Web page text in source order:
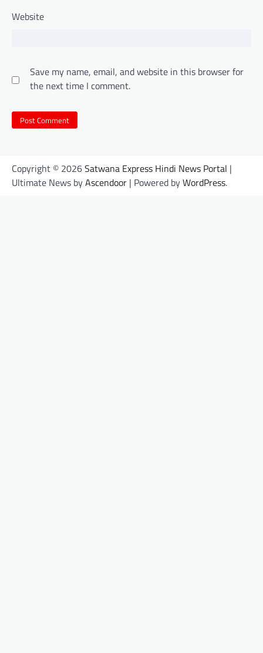
Website
Save my name, email, and website in this browser for
the next time I comment.
Copyright © 2026Satwana Express Hindi News Portal |
Ultimate News byAscendoor | Powered byWordPress.